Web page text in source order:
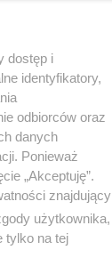
dostęp i
identyfikatory,
odbiorców oraz
danych
Ponieważ
„Akceptuję”.
znajdujący
użytkownika,
tylko na tej